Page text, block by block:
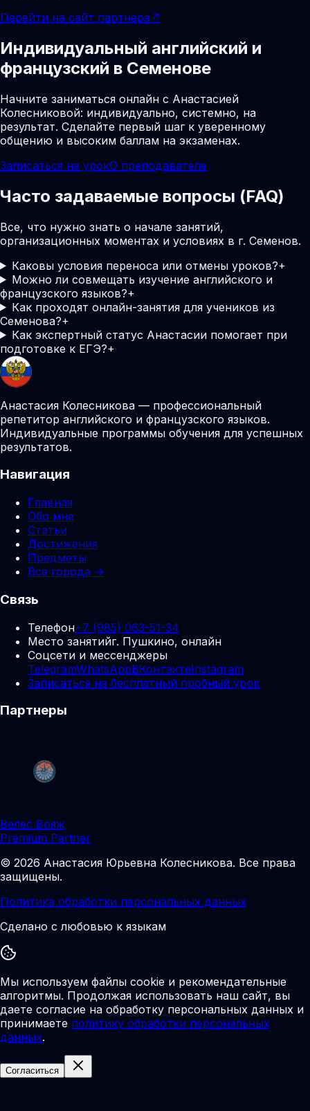
Перейти на сайт партнера ↗
Индивидуальный английский и
французский в Семенове
Начните заниматься онлайн с Анастасией
Колесниковой: индивидуально, системно, на
результат. Сделайте первый шаг к уверенному
общению и высоким баллам на экзаменах.
Записаться на урокО преподавателе
Часто задаваемые вопросы (FAQ)
Все, что нужно знать о начале занятий,
организационных моментах и условиях в г. Семенов.
Каковы условия переноса или отмены уроков?+
Можно ли совмещать изучение английского и
французского языков?+
Как проходят онлайн-занятия для учеников из
Семенова?+
Как экспертный статус Анастасии помогает при
подготовке к ЕГЭ?+
Анастасия Колесникова — профессиональный
репетитор английского и французского языков.
Индивидуальные программы обучения для успешных
результатов.
Навигация
Главная
Обо мне
Статьи
Достижения
Предметы
Все города →
Связь
Телефон+7 (985) 063-51-34
Место занятийг. Пушкино, онлайн
Соцсети и мессенджеры
TelegramWhatsAppВКонтактеInstagram
Записаться на бесплатный пробный урок
Партнеры
Велес Вояж
Premium Partner
© 2026 Анастасия Юрьевна Колесникова. Все права
защищены.
Политика обработки персональных данных
Сделано с любовью к языкам
Мы используем файлы cookie и рекомендательные
алгоритмы. Продолжая использовать наш сайт, вы
даете согласие на обработку персональных данных и
принимаете политику обработки персональных
данных.
Согласиться